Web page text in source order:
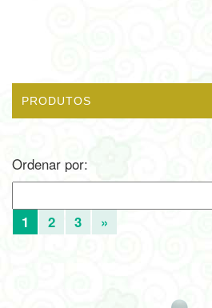
PRODUTOS
Ordenar por:
1 2 3 »